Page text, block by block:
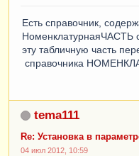
Есть справочник,
НоменклатурнаяЧАСТЬ
эту табличную часть
справочника
tema111
Re: Установка в
04 июл 2012, 10:59